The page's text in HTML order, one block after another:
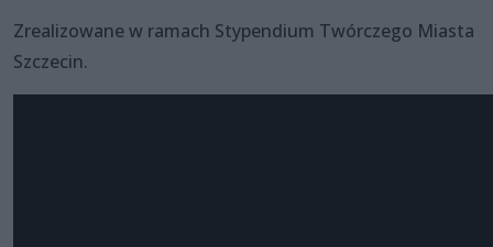
Zrealizowane w ramach Stypendium Twórczego Miasta
Szczecin.